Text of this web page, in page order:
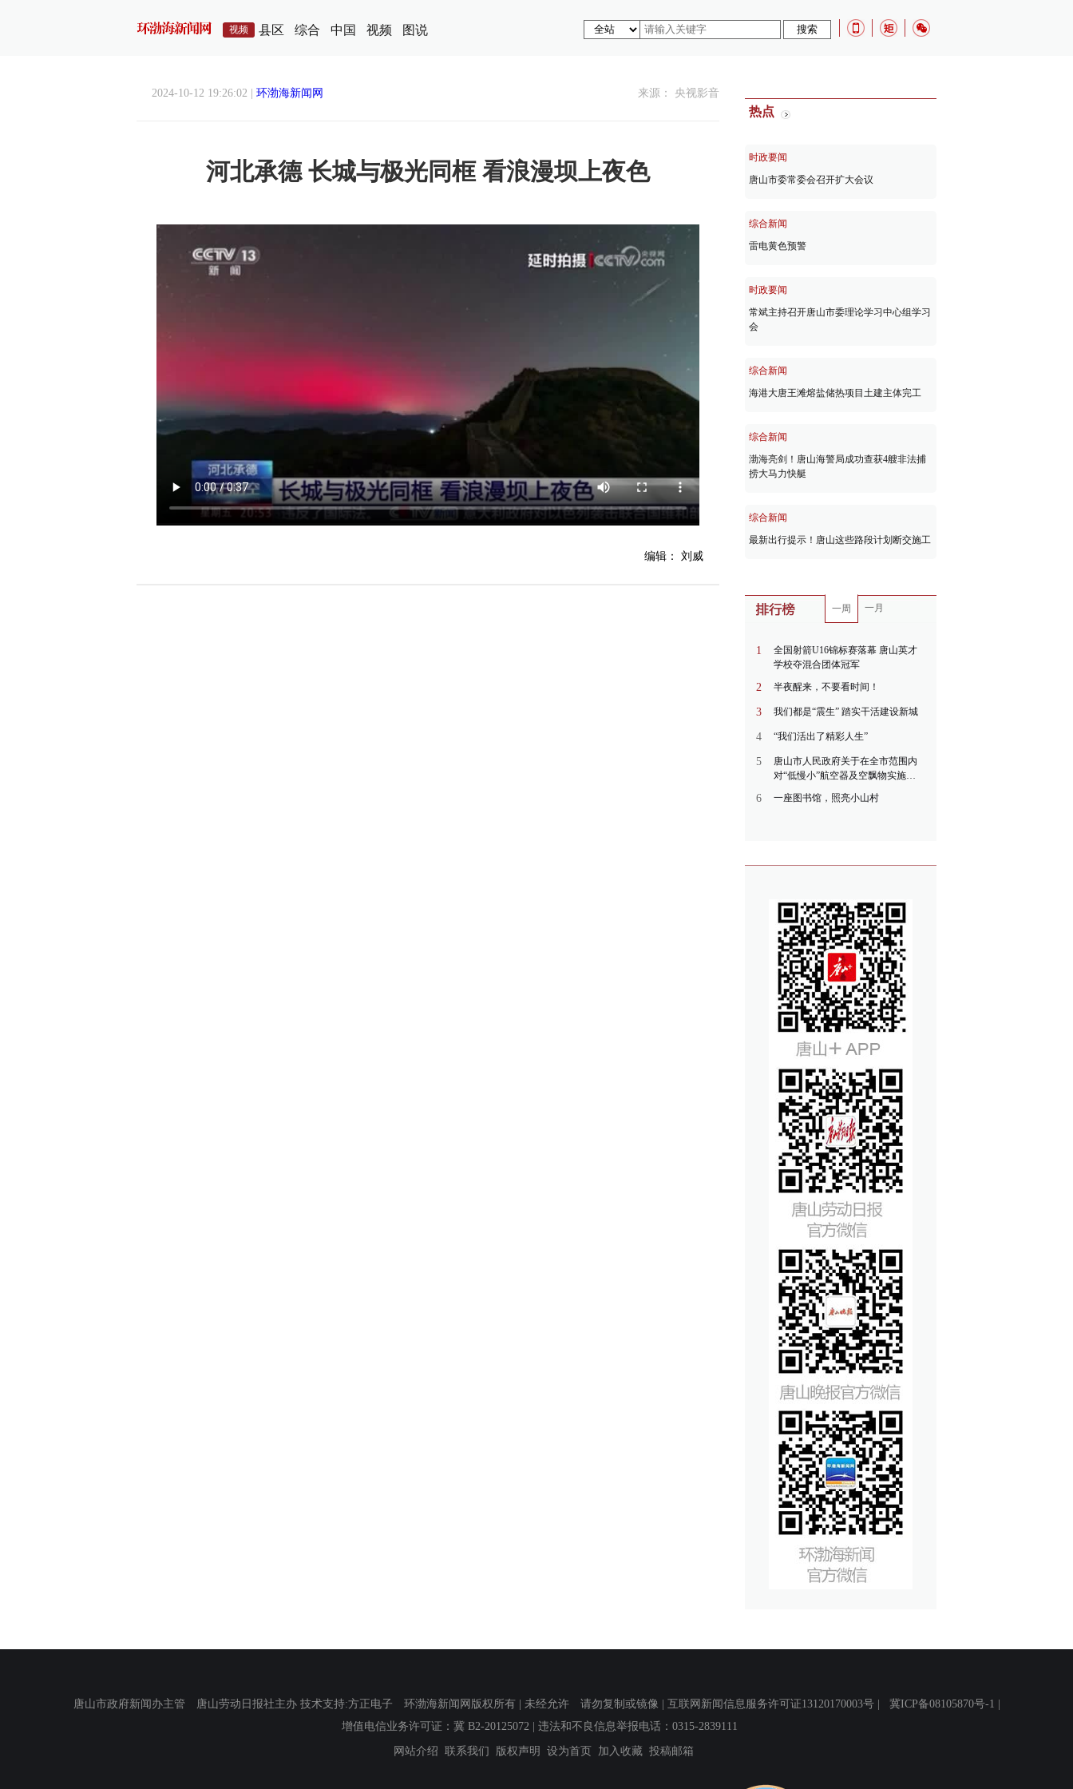
视频 县区 综合 中国 视频 图说
2024-10-12 19:26:02 | 环渤海新闻网 来源： 央视影音
河北承德 长城与极光同框 看浪漫坝上夜色
编辑： 刘威
热点
时政要闻
唐山市委常委会召开扩大会议
综合新闻
雷电黄色预警
时政要闻
常斌主持召开唐山市委理论学习中心组学习
会
综合新闻
海港大唐王滩熔盐储热项目土建主体完工
综合新闻
渤海亮剑！唐山海警局成功查获4艘非法捕
捞大马力快艇
综合新闻
最新出行提示！唐山这些路段计划断交施工
一周 一月
1
全国射箭U16锦标赛落幕 唐山英才
学校夺混合团体冠军
2 半夜醒来，不要看时间！
3 我们都是“震生” 踏实干活建设新城
4 “我们活出了精彩人生”
5
唐山市人民政府关于在全市范围内
对“低慢小”航空器及空飘物实施临
6 一座图书馆，照亮小山村
唐山市政府新闻办主管 唐山劳动日报社主办 技术支持:方正电子 环渤海新闻网版权所有 | 未经允许 请勿复制或镜像 | 互联网新闻信息服务许可证13120170003号 | 冀ICP备08105870号-1
增值电信业务许可证：冀 B2-20125072 | 违法和不良信息举报电话：0315-2839111
网站介绍 联系我们 版权声明 设为首页 加入收藏 投稿邮箱